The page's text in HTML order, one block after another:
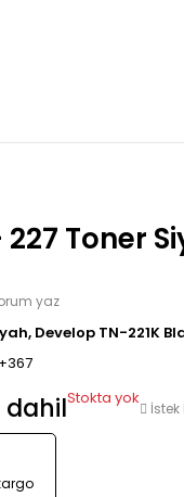
Toner
yaz
Develop TN-221K
dahilStokta yok